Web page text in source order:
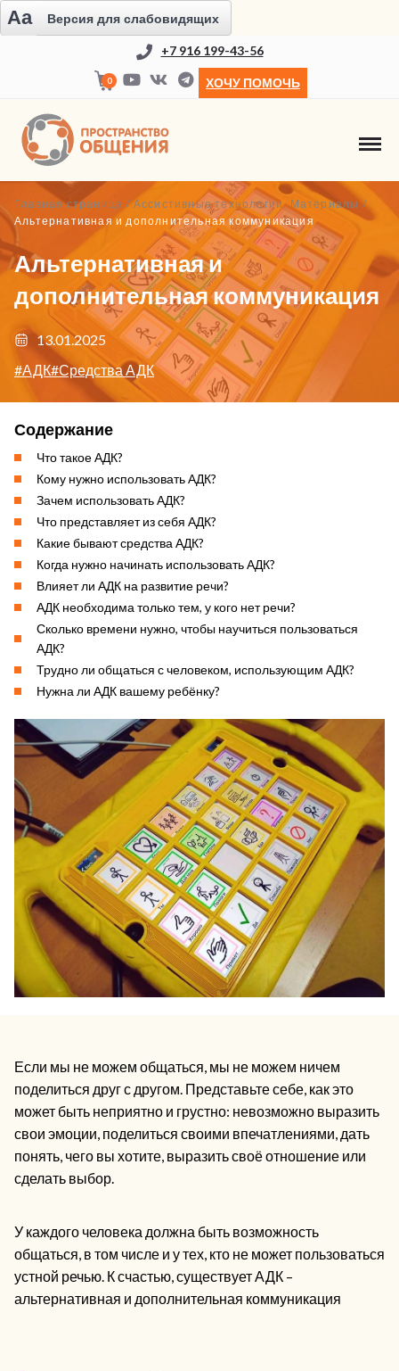
Aa Версия для слабовидящих
+7 916 199-43-56
0 ХОЧУ ПОМОЧЬ
Главная страница /Ассистивные технологии. Материалы /
Альтернативная и дополнительная коммуникация
Альтернативная и
дополнительная коммуникация
13.01.2025
#АДК#Средства АДК
Содержание
Что такое АДК?
Кому нужно использовать АДК?
Зачем использовать АДК?
Что представляет из себя АДК?
Какие бывают средства АДК?
Когда нужно начинать использовать АДК?
Влияет ли АДК на развитие речи?
АДК необходима только тем, у кого нет речи?
Сколько времени нужно, чтобы научиться пользоваться
АДК?
Трудно ли общаться с человеком, использующим АДК?
Нужна ли АДК вашему ребёнку?
Если мы не можем общаться, мы не можем ничем
поделиться друг с другом. Представьте себе, как это
может быть неприятно и грустно: невозможно выразить
свои эмоции, поделиться своими впечатлениями, дать
понять, чего вы хотите, выразить своё отношение или
сделать выбор.
У каждого человека должна быть возможность
общаться, в том числе и у тех, кто не может пользоваться
устной речью. К счастью, существует АДК –
альтернативная и дополнительная коммуникация